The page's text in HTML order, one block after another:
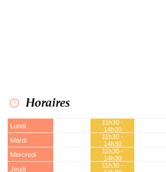
Horaires
Lundi
11h30 -
14h30
Mardi
11h30 -
14h30
Mercredi
11h30 -
14h30
Jeudi
11h30 -